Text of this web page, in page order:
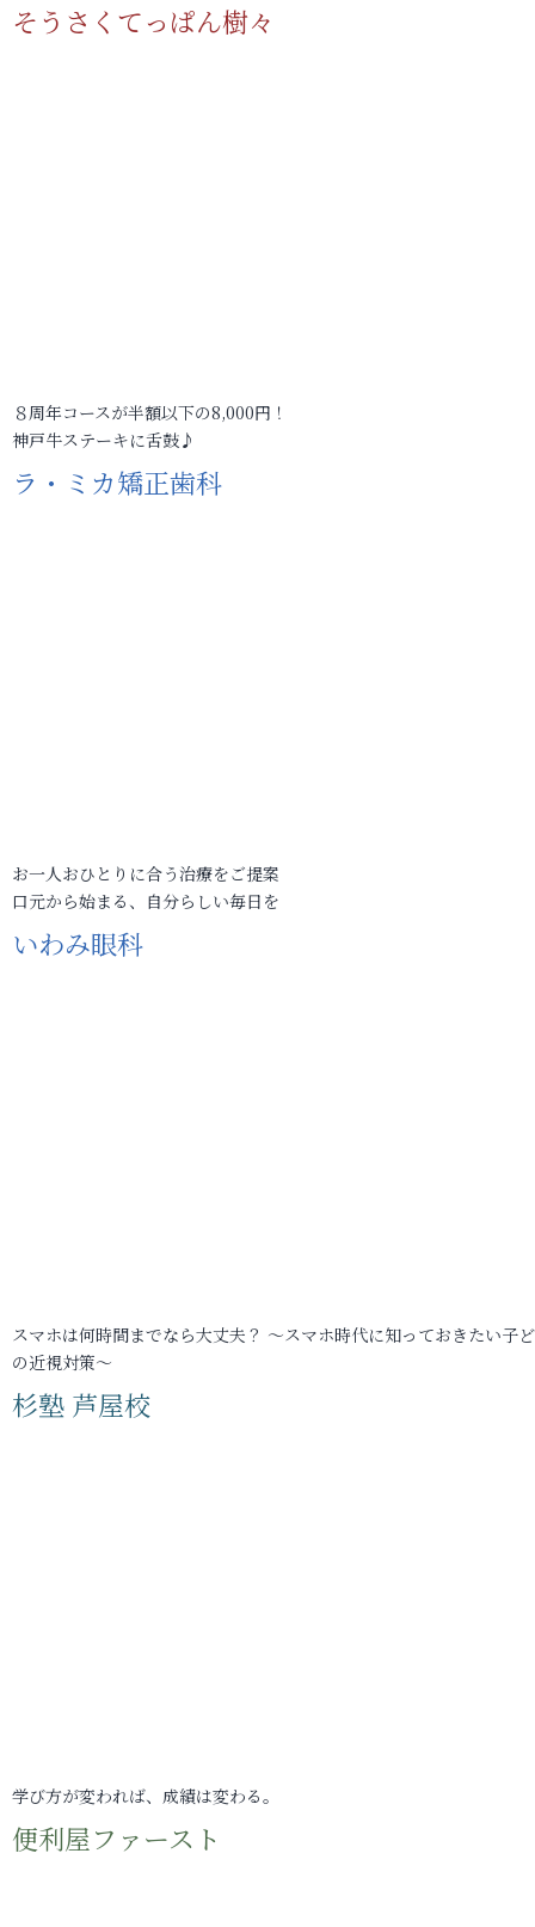
そうさくてっぱん樹々
８周年コースが半額以下の8,000円！
神戸牛ステーキに舌鼓♪
ラ・ミカ矯正歯科
お一人おひとりに合う治療をご提案
口元から始まる、自分らしい毎日を
いわみ眼科
スマホは何時間までなら大丈夫？ ～スマホ時代に知っておきたい子
の近視対策～
杉塾 芦屋校
学び方が変われば、成績は変わる。
便利屋ファースト